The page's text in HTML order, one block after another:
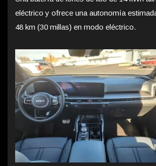
eléctrico y ofrece una autonomía
48 km (30 millas) en modo eléctrico.